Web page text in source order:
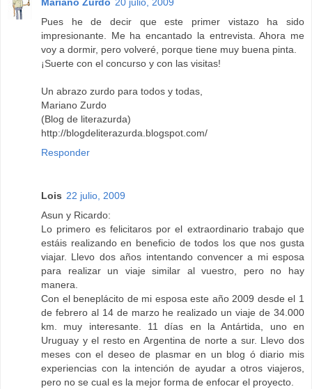
Pues he de decir que este primer vistazo ha sido
impresionante. Me ha encantado la entrevista. Ahora me
voy a dormir, pero volveré, porque tiene muy buena pinta.
¡Suerte con el concurso y con las visitas!
Un abrazo zurdo para todos y todas,
Mariano Zurdo
(Blog de literazurda)
http://blogdeliterazurda.blogspot.com/
Responder
Lois 22 julio, 2009
Asun y Ricardo:
Lo primero es felicitaros por el extraordinario trabajo que
estáis realizando en beneficio de todos los que nos gusta
viajar. Llevo dos años intentando convencer a mi esposa
para realizar un viaje similar al vuestro, pero no hay
manera.
Con el beneplácito de mi esposa este año 2009 desde el 1
de febrero al 14 de marzo he realizado un viaje de 34.000
km. muy interesante. 11 días en la Antártida, uno en
Uruguay y el resto en Argentina de norte a sur. Llevo dos
meses con el deseo de plasmar en un blog ó diario mis
experiencias con la intención de ayudar a otros viajeros,
pero no se cual es la mejor forma de enfocar el proyecto.